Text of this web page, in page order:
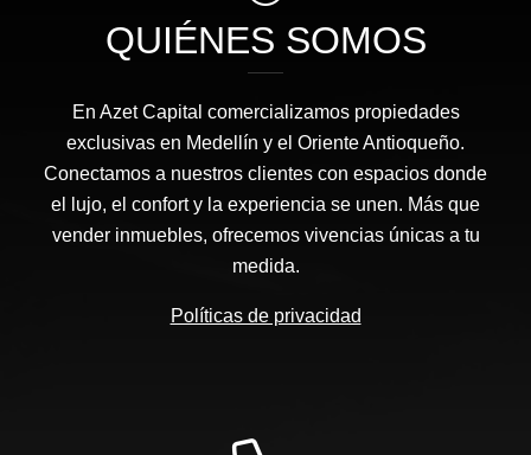
QUIÉNES SOMOS
En Azet Capital comercializamos propiedades
exclusivas en Medellín y el Oriente Antioqueño.
Conectamos a nuestros clientes con espacios donde
el lujo, el confort y la experiencia se unen. Más que
vender inmuebles, ofrecemos vivencias únicas a tu
medida.
Políticas de privacidad